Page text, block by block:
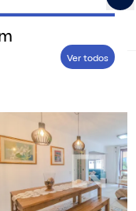
e tudo o que você
Alegre:
da Capital
da
docentes,
Ver todos